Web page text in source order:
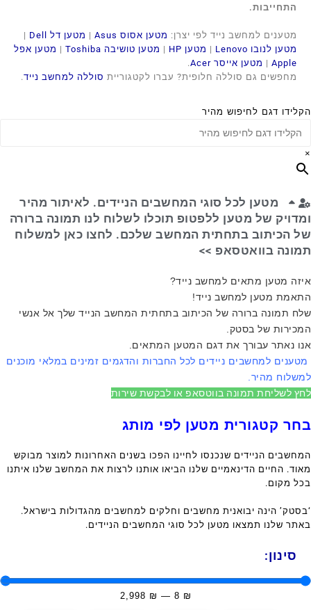
התחייבות.
מטענים למחשב נייד לפי יצרן: מטען אסוס Asus | מטען דל Dell
|
מטען לנובו Lenovo
| מטען HP | מטען טושיבה Toshiba | מטען אפל
Apple
| מטען אייסר Acer
.
מחפשים גם סוללה חלופית? עברו לקטגוריית סוללה למחשב נייד.
הקלידו דגם לחיפוש מהיר
×
מטען לכל סוגי המחשבים הניידים. לאיתור מהיר
ומדויק של מטען ללפטופ תוכלו לשלוח לנו תמונה ברורה
של הכיתוב בתחתית המחשב שלכם. לחצו כאן למשלוח
תמונה בוואטסאפ >>
איזה מטען מתאים למחשב נייד?
התאמת מטען למחשב נייד!
שלח תמונה ברורה של הכיתוב בתחתית המחשב הנייד שלך אל אנשי
המכירות של בסטק.
אנו נאתר עבורך את דגם המטען המתאים.
מטענים למחשבים ניידים לכל החברות והדגמים זמינים במלאי מוכנים
למשלוח מהיר.
לחץ לשליחת תמונה בווטסאפ או לבקשת שירות
בחר קטגורית מטען לפי מותג
המחשבים הניידים שנכנסו לחיינו הפכו בשנים האחרונות למוצר מבוקש
מאוד. החיים הדינאמיים שלנו הביאו אותנו לרצות את המחשב שלנו איתנו
בכל מקום.
‘בסטק’ הינה יבואנית מחשבים וחלקים למחשבים מהגדולות בישראל.
באתר שלנו תמצאו מטען לכל סוגי המחשבים הניידים.
סינון:
₪
8
—
₪
2,998